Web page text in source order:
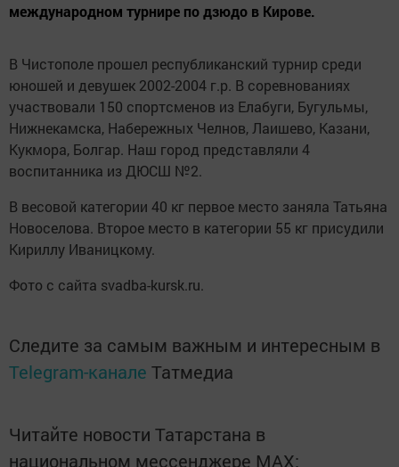
международном турнире по дзюдо в Кирове.
В Чистополе прошел республиканский турнир среди
юношей и девушек 2002-2004 г.р. В соревнованиях
участвовали 150 спортсменов из Елабуги, Бугульмы,
Нижнекамска, Набережных Челнов, Лаишево, Казани,
Кукмора, Болгар. Наш город представляли 4
воспитанника из ДЮСШ №2.
В весовой категории 40 кг первое место заняла Татьяна
Новоселова. Второе место в категории 55 кг присудили
Кириллу Иваницкому.
Фото с сайта svadba-kursk.ru.
Следите за самым важным и интересным в
Telegram-канале Татмедиа
Читайте новости Татарстана в
национальном мессенджере MАХ: